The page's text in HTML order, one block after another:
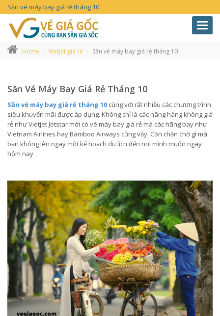
Săn vé máy bay giá rẻ tháng 10
Home Vietjet giá rẻ Săn vé máy bay giá rẻ tháng 10
Săn Vé Máy Bay Giá Rẻ Tháng 10
Săn vé máy bay giá rẻ tháng 10 cùng với rất nhiều các chương trình
siêu khuyến mãi được áp dụng. Không chỉ là các hãng hàng không giá
rẻ như Vietjet Jetstar mới có vé máy bay giá rẻ mà các hãng bay như
Vietnam Airlines hay Bamboo Airways cũng vậy. Còn chần chờ gì mà
bạn không lên ngay một kế hoạch du lịch đến nơi mình muốn ngay
hôm nay.